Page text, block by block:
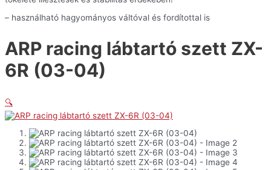
– használható hagyományos váltóval és fordítottal is
ARP racing lábtartó szett ZX-
6R (03-04)
🔍